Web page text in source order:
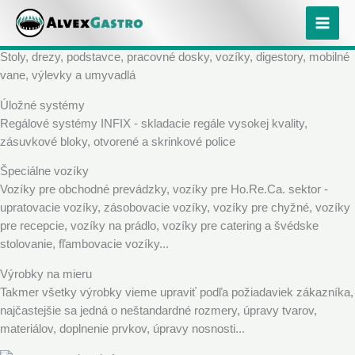
Preskočiť
obsah
Nerezový nábytok
Nerezový nábytok pre gastronómiu, vozíky a regálové systémy
Kuchynský nábytok
Stoly, drezy, podstavce, pracovné dosky, vozíky, digestory, mobilné
vane, výlevky a umyvadlá
Úložné systémy
Regálové systémy INFIX - skladacie regále vysokej kvality,
zásuvkové bloky, otvorené a skrinkové police
Špeciálne vozíky
Vozíky pre obchodné prevádzky, vozíky pre Ho.Re.Ca. sektor -
upratovacie vozíky, zásobovacie vozíky, vozíky pre chyžné, vozíky
pre recepcie, vozíky na prádlo, vozíky pre catering a švédske
stolovanie, fľambovacie vozíky...
Výrobky na mieru
Takmer všetky výrobky vieme upraviť podľa požiadaviek zákazníka,
najčastejšie sa jedná o neštandardné rozmery, úpravy tvarov,
materiálov, doplnenie prvkov, úpravy nosnosti...